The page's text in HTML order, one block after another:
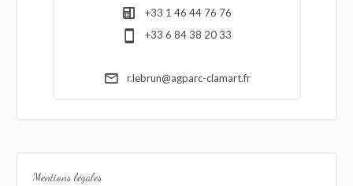
+33 1 46 44 76 76
+33 6 84 38 20 33
r.lebrun@agparc-clamart.fr
Mentions légales